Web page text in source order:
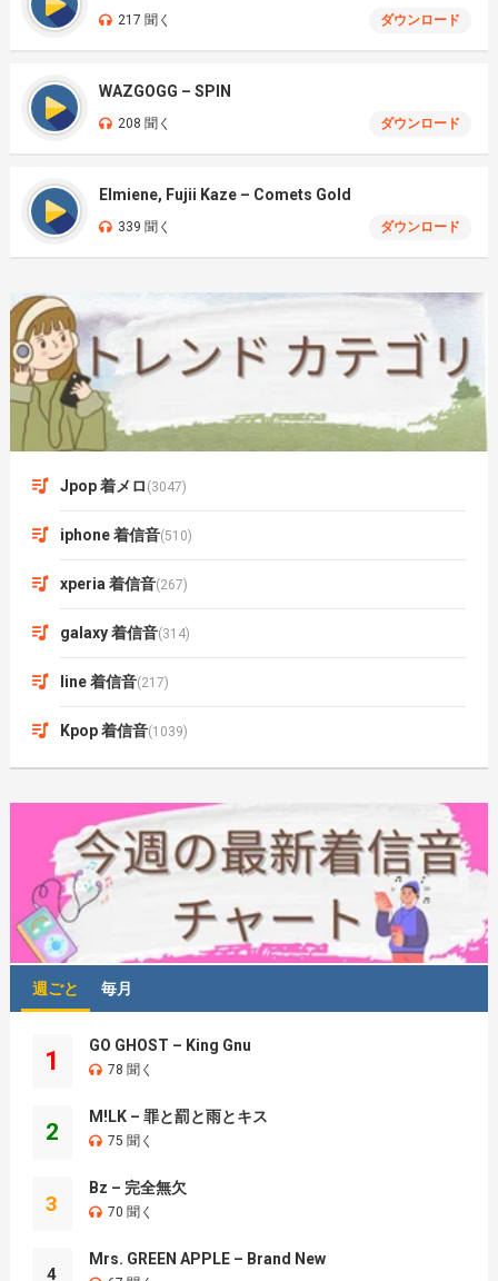
217 聞く ダウンロード
WAZGOGG – SPIN
208 聞く ダウンロード
Elmiene, Fujii Kaze – Comets Gold
339 聞く ダウンロード
Jpop 着メロ (3047)
iphone 着信音(510)
xperia 着信音(267)
galaxy 着信音(314)
line 着信音(217)
Kpop 着信音(1039)
週ごと 毎月
1
GO GHOST – King Gnu
78 聞く
2
M!LK – 罪と罰と雨とキス
75 聞く
3
Bz – 完全無欠
70 聞く
4
Mrs. GREEN APPLE – Brand New